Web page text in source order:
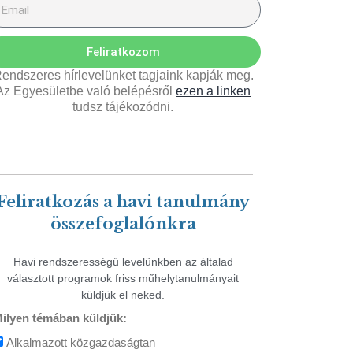
Feliratkozom
hírlevelünket tagjaink kapják meg.
Egyesületbe való belépésről ezen a linken
tudsz tájékozódni.
a havi tanulmány
összefoglalónkra
Havi rendszerességű levelünkben az általad
választott programok friss műhelytanulmányait
küldjük el neked.
témában küldjük:
Alkalmazott közgazdaságtan